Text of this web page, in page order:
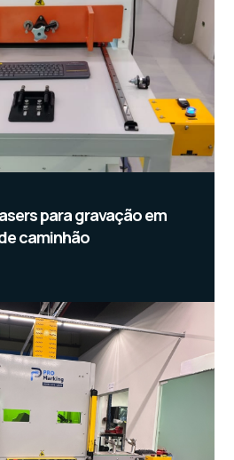
para gravação em
caminhão